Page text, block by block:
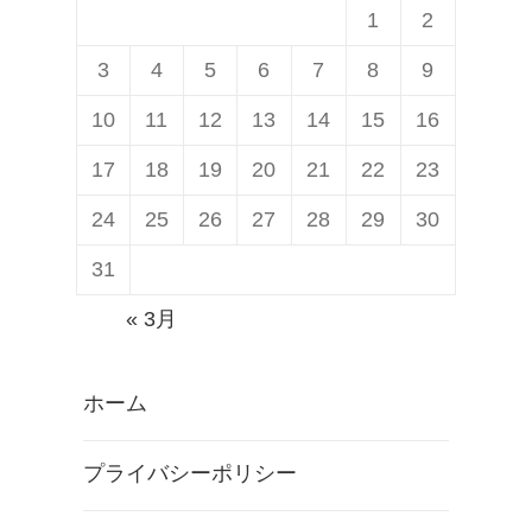
1 2
3 4 5 6 7 8 9
10 11 12 13 14 15 16
17 18 19 20 21 22 23
24 25 26 27 28 29 30
31
« 3月
ホーム
プライバシーポリシー